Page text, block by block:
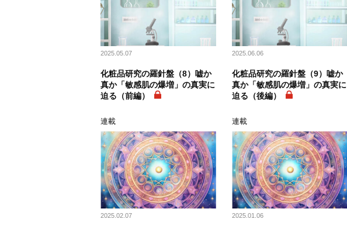
2025.05.07
化粧品研究の羅針盤（8）嘘か
真か「敏感肌の爆増」の真実に
迫る（前編）
2025.06.06
化粧品研究の羅針盤（9）嘘か
真か「敏感肌の爆増」の真実に
迫る（後編）
連載
2025.02.07
連載
2025.01.06